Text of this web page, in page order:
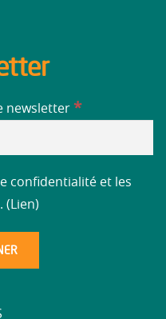
newsletter *
confidentialité et les
(Lien)